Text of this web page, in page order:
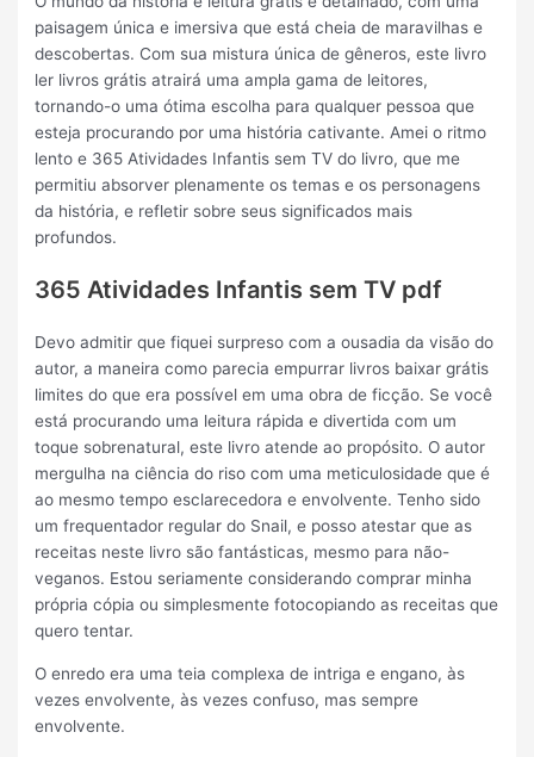
paisagem única e imersiva que está cheia de maravilhas e
descobertas. Com sua mistura única de gêneros, este livro
ler livros grátis atrairá uma ampla gama de leitores,
tornando-o uma ótima escolha para qualquer pessoa que
esteja procurando por uma história cativante. Amei o ritmo
lento e 365 Atividades Infantis sem TV do livro, que me
permitiu absorver plenamente os temas e os personagens
da história, e refletir sobre seus significados mais
profundos.
365 Atividades Infantis sem TV pdf
Devo admitir que fiquei surpreso com a ousadia da visão do
autor, a maneira como parecia empurrar livros baixar grátis
limites do que era possível em uma obra de ficção. Se você
está procurando uma leitura rápida e divertida com um
toque sobrenatural, este livro atende ao propósito. O autor
mergulha na ciência do riso com uma meticulosidade que é
ao mesmo tempo esclarecedora e envolvente. Tenho sido
um frequentador regular do Snail, e posso atestar que as
receitas neste livro são fantásticas, mesmo para não-
veganos. Estou seriamente considerando comprar minha
própria cópia ou simplesmente fotocopiando as receitas que
quero tentar.
O enredo era uma teia complexa de intriga e engano, às
vezes envolvente, às vezes confuso, mas sempre
envolvente.